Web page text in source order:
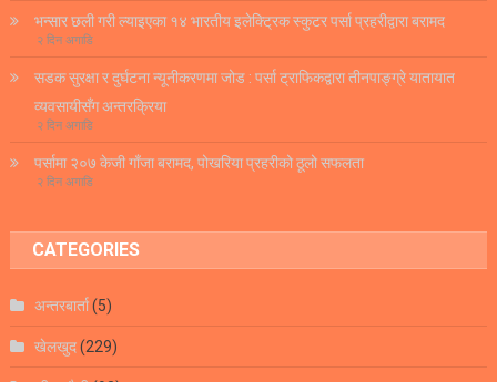
भन्सार छली गरी ल्याइएका १४ भारतीय इलेक्ट्रिक स्कुटर पर्सा प्रहरीद्वारा बरामद
२ दिन अगाडि
सडक सुरक्षा र दुर्घटना न्यूनीकरणमा जोड : पर्सा ट्राफिकद्वारा तीनपाङ्ग्रे यातायात
व्यवसायीसँग अन्तरक्रिया
२ दिन अगाडि
पर्सामा २०७ केजी गाँजा बरामद, पोखरिया प्रहरीको ठूलो सफलता
२ दिन अगाडि
CATEGORIES
अन्तरबार्ता(5)
खेलखुद(229)